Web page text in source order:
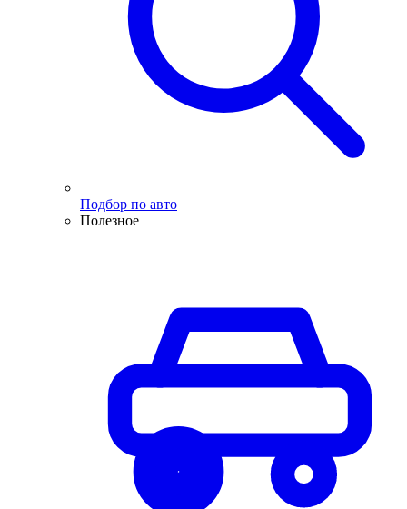
Подбор по авто
Полезное